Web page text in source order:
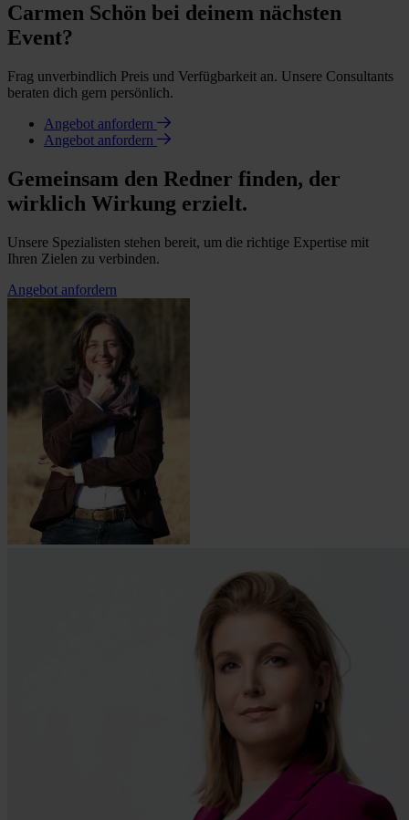
Carmen Schön bei deinem nächsten
Event?
Frag unverbindlich Preis und Verfügbarkeit an. Unsere Consultants
beraten dich gern persönlich.
Angebot anfordern
Angebot anfordern
Gemeinsam den Redner finden, der
wirklich Wirkung erzielt.
Unsere Spezialisten stehen bereit, um die richtige Expertise mit
Ihren Zielen zu verbinden.
Angebot anfordern